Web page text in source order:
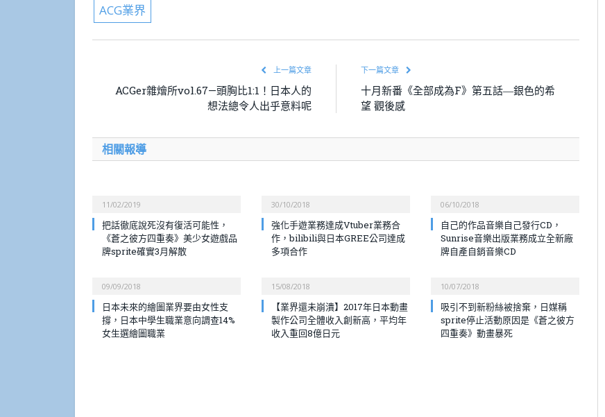
ACG業界
上一篇文章
ACGer雜燴所vol.67—頭胸比1:1！日本人的
想法總令人出乎意料呢
下一篇文章
十月新番《全部成為F》第五話―銀色的希
望 觀後感
相關報導
11/02/2019
把話徹底說死沒有復活可能性，
《蒼之彼方四重奏》美少女遊戲品
牌sprite確實3月解散
30/10/2018
強化手遊業務達成Vtuber業務合
作，bilibili與日本GREE公司達成
多項合作
06/10/2018
自己的作品音樂自己發行CD，
Sunrise音樂出版業務成立全新廠
牌自產自銷音樂CD
09/09/2018
日本未來的繪圖業界要由女性支
撐，日本中學生職業意向調查14%
女生選繪圖職業
15/08/2018
【業界還未崩潰】2017年日本動畫
製作公司全體收入創新高，平均年
收入重回8億日元
10/07/2018
吸引不到新粉絲被捨棄，日媒稱
sprite停止活動原因是《蒼之彼方
四重奏》動畫暴死